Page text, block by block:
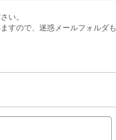
い。
すので、迷惑メールフォルダも